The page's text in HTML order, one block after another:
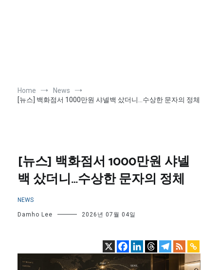
Home
News
[뉴스] 백화점서 1000만원 샤넬백 샀더니…수상한 문자의 정체
[뉴스] 백화점서 1000만원 샤넬
백 샀더니…수상한 문자의 정체
NEWS
Damho Lee 2026년 07월 04일